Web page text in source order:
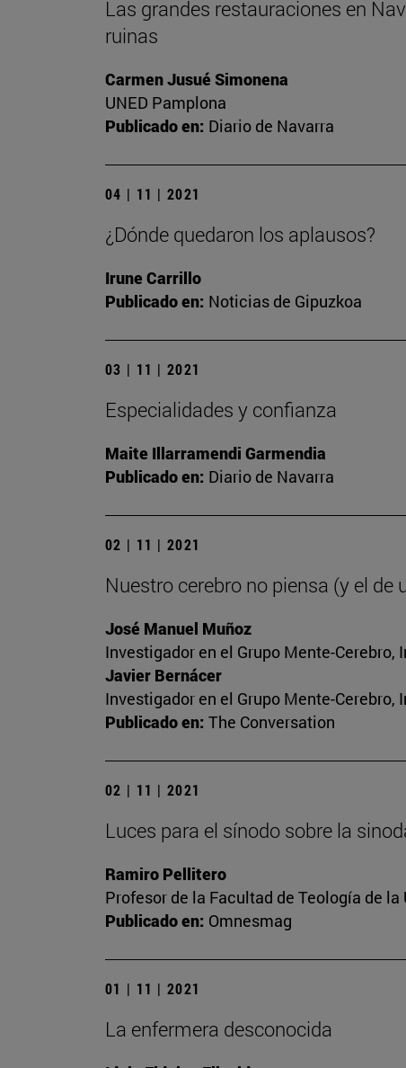
Las grandes restauraciones en
ruinas
Carmen Jusué Simonena
UNED Pamplona
Publicado en: Diario de Navarra
04 | 11 | 2021
¿Dónde quedaron los aplausos?
Irune Carrillo
Publicado en: Noticias de Gipuzkoa
03 | 11 | 2021
Especialidades y confianza
Maite Illarramendi Garmendia
Publicado en: Diario de Navarra
02 | 11 | 2021
Nuestro cerebro no piensa (y el de
José Manuel Muñoz
Investigador en el Grupo Mente-
Javier Bernácer
Investigador en el Grupo Mente-
Publicado en: The Conversation
02 | 11 | 2021
Luces para el sínodo sobre la
Ramiro Pellitero
Profesor de la Facultad de Teología de
Publicado en: Omnesmag
01 | 11 | 2021
La enfermera desconocida